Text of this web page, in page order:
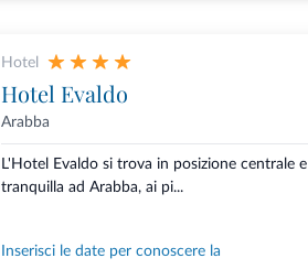
Hotel
Hotel Evaldo
Arabba
L'Hotel Evaldo si trova in posizione centrale e
tranquilla ad Arabba, ai pi...
Inserisci le date per conoscere la